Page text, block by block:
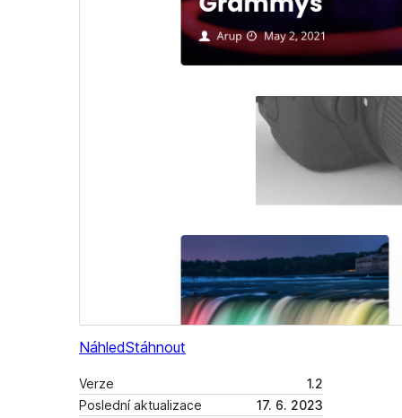
NáhledStáhnout
Verze
1.2
Poslední aktualizace
17. 6. 2023